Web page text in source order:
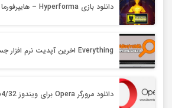
دانلود بازی Hyperforma – هایپرفورما برای اندروید + مود
Everything اخرین آپدیت نرم افزار جستجوگر فایل
دانلود مرورگر Opera برای ویندوز 64/32